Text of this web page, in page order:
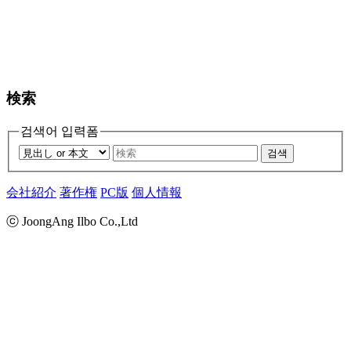
検索
검색어 입력폼
검색
会社紹介 著作権 PC版 個人情報
ⓒ JoongAng Ilbo Co.,Ltd